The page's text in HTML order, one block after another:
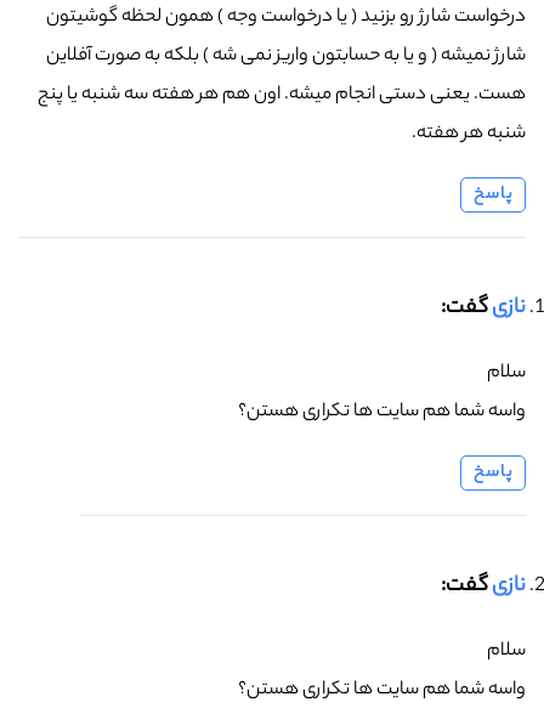
درخواست شارژ رو بزنید ( یا درخواست وجه ) همون لحظه گوشیتون
شارژ نمیشه ( و یا به حسابتون واریز نمی شه ) بلکه به صورت آفلاین
هست. یعنی دستی انجام میشه. اون هم هر هفته سه شنبه یا پنج
شنبه هر هفته.
پاسخ
نازیگفت:
سلام
واسه شما هم سایت ها تکراری هستن؟
پاسخ
نازیگفت:
سلام
واسه شما هم سایت ها تکراری هستن؟